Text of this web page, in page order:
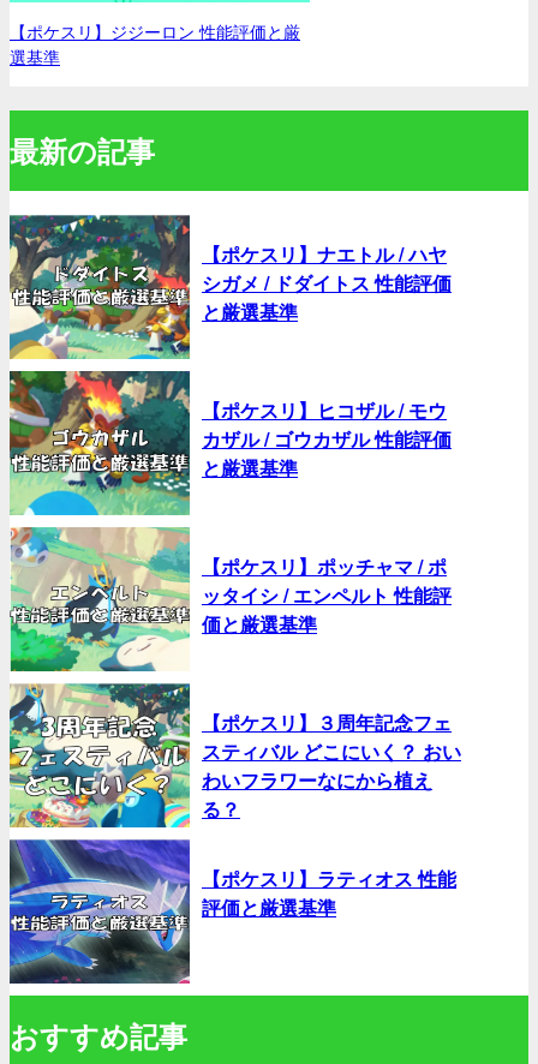
【ポケスリ】ジジーロン 性能評価と厳
選基準
最新の記事
【ポケスリ】ナエトル / ハヤ
シガメ / ドダイトス 性能評価
と厳選基準
【ポケスリ】ヒコザル / モウ
カザル / ゴウカザル 性能評価
と厳選基準
【ポケスリ】ポッチャマ / ポ
ッタイシ / エンペルト 性能評
価と厳選基準
【ポケスリ】３周年記念フェ
スティバル どこにいく？ おい
わいフラワーなにから植え
る？
【ポケスリ】ラティオス 性能
評価と厳選基準
おすすめ記事